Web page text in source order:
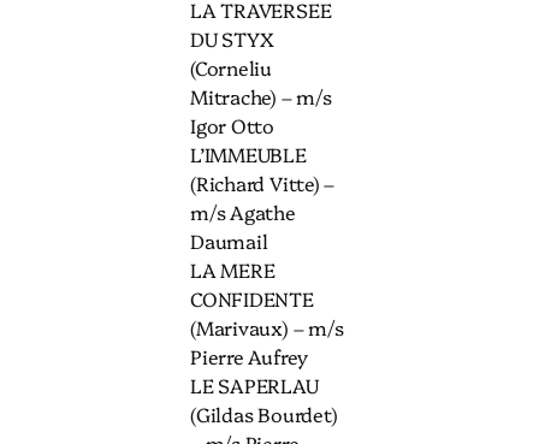
LA TRAVERSEE
DU STYX
(Corneliu
Mitrache) – m/s
Igor Otto
L’IMMEUBLE
(Richard Vitte) –
m/s Agathe
Daumail
LA MERE
CONFIDENTE
(Marivaux) – m/s
Pierre Aufrey
LE SAPERLAU
(Gildas Bourdet)